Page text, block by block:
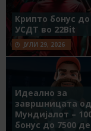
Крипто бонус до
УСДТ во 22Bit
ЈУЛИ 29, 2026
Идеално за
завршницата од
Мундијалот –
бонус до 7500